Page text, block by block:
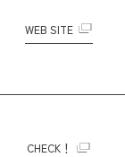
WEB SITE
CHECK！